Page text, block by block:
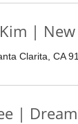
|
Clarita, CA
|